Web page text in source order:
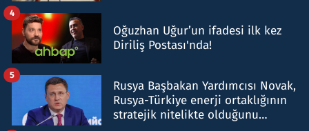
Oğuzhan Uğur’un ifadesi ilk kez
Diriliş Postası'nda!
4
Rusya Başbakan Yardımcısı Novak,
Rusya-Türkiye enerji ortaklığının
stratejik nitelikte olduğunu
5